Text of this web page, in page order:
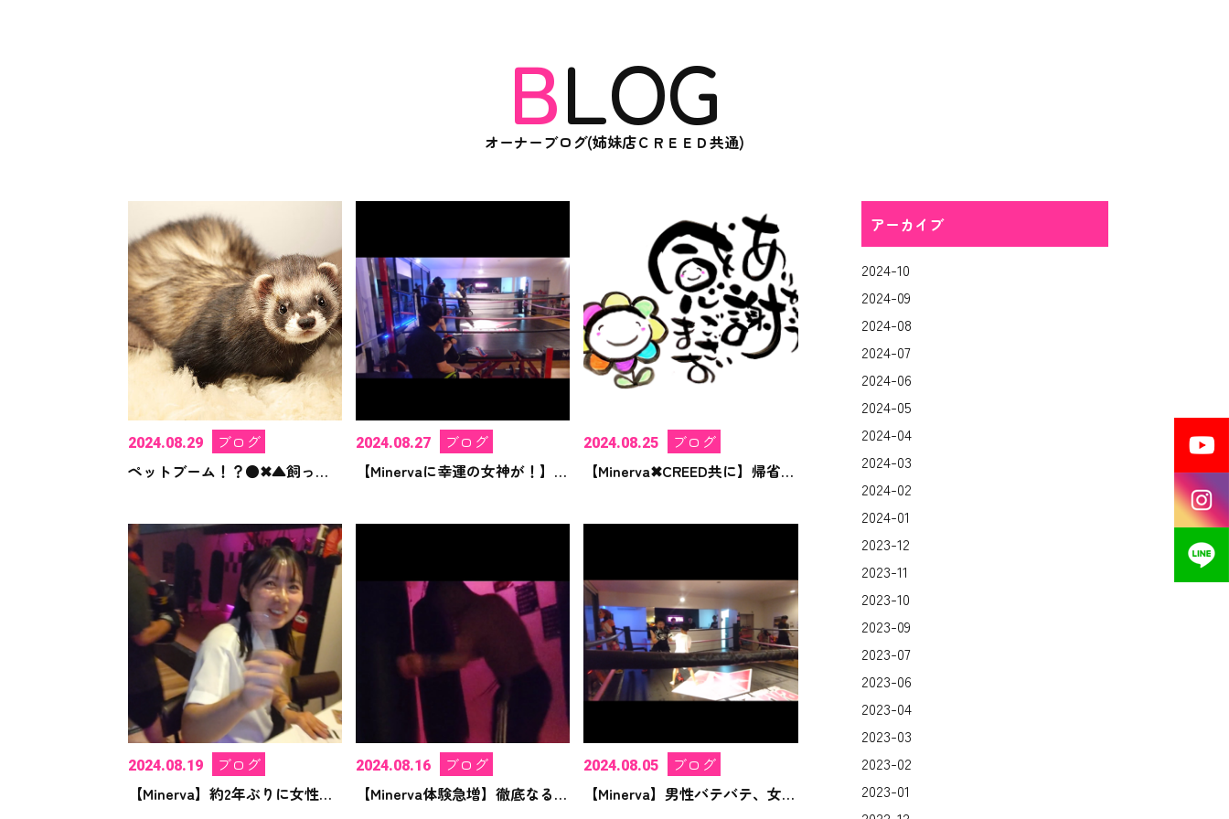
BLOG
オーナーブログ(姉妹店ＣＲＥＥＤ共通)
2024.08.29
ブログ
ペットブーム！？●✖︎▲飼ってませんか？
2024.08.27
ブログ
【Minervaに幸運の女神が！】突如出現！キッズも元気に！！
2024.08.25
ブログ
【Minerva✖︎CREED共に】帰省やお出かけ等のお土産感謝！
2024.08.19
ブログ
【Minerva】約2年ぶりに女性再入会！嬉しいなぁ！！
2024.08.16
ブログ
【Minerva体験急増】徹底なる清掃と本日の1日
2024.08.05
ブログ
【Minerva】男性バテバテ、女性&キッズ元気モリモリ笑
アーカイブ
2024-10
2024-09
2024-08
2024-07
2024-06
2024-05
2024-04
2024-03
2024-02
2024-01
2023-12
2023-11
2023-10
2023-09
2023-07
2023-06
2023-04
2023-03
2023-02
2023-01